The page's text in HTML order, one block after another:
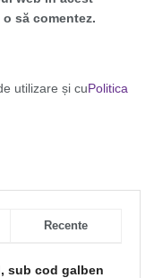
să comentez.
utilizare și cuPolitica
Recente
sub cod galben